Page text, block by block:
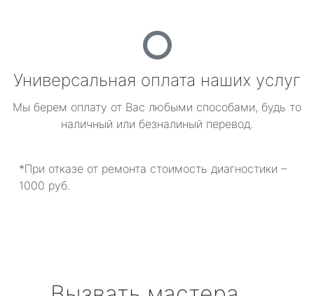
Универсальная оплата наших услуг
Мы берем оплату от Вас любыми способами, будь то
наличный или безналиный перевод.
*При отказе от ремонта стоимость диагностики –
1000 руб.